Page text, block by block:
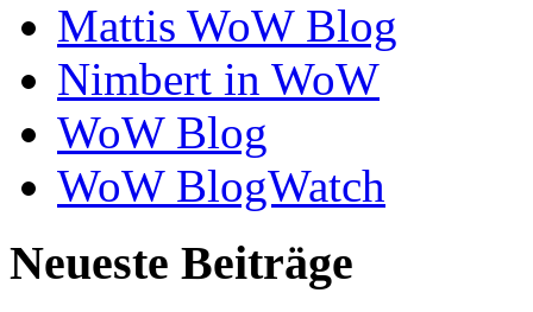
Mattis WoW Blog
Nimbert in WoW
WoW Blog
WoW BlogWatch
Neueste Beiträge